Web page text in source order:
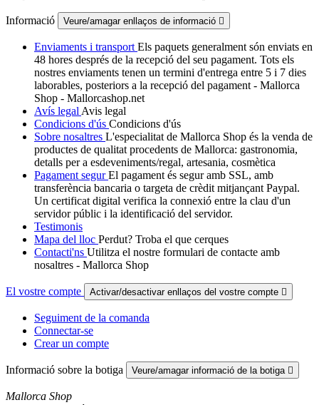
Informació Veure/amagar enllaços de informació 
Enviaments i transport Els paquets generalment són enviats en
48 hores després de la recepció del seu pagament. Tots els
nostres enviaments tenen un termini d'entrega entre 5 i 7 dies
laborables, posteriors a la recepció del pagament - Mallorca
Shop - Mallorcashop.net
Avís legal Avis legal
Condicions d'ús Condicions d'ús
Sobre nosaltres L'especialitat de Mallorca Shop és la venda de
productes de qualitat procedents de Mallorca: gastronomia,
detalls per a esdeveniments/regal, artesania, cosmètica
Pagament segurEl pagament és segur amb SSL, amb
transferència bancaria o targeta de crèdit mitjançant Paypal.
Un certificat digital verifica la connexió entre la clau d'un
servidor públic i la identificació del servidor.
Testimonis
Mapa del lloc Perdut? Troba el que cerques
Contacti'ns Utilitza el nostre formulari de contacte amb
nosaltres - Mallorca Shop
El vostre compte Activar/desactivar enllaços del vostre compte 
Seguiment de la comanda
Connectar-se
Crear un compte
Informació sobre la botiga Veure/amagar informació de la botiga 
Mallorca Shop